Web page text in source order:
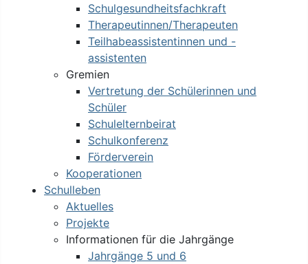
Schulgesundheitsfachkraft
Therapeutinnen/Therapeuten
Teilhabeassistentinnen und -
assistenten
Gremien
Vertretung der Schülerinnen und
Schüler
Schulelternbeirat
Schulkonferenz
Förderverein
Kooperationen
Schulleben
Aktuelles
Projekte
Informationen für die Jahrgänge
Jahrgänge 5 und 6